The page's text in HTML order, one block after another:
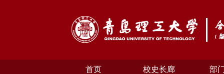
首页 校史长廊 部